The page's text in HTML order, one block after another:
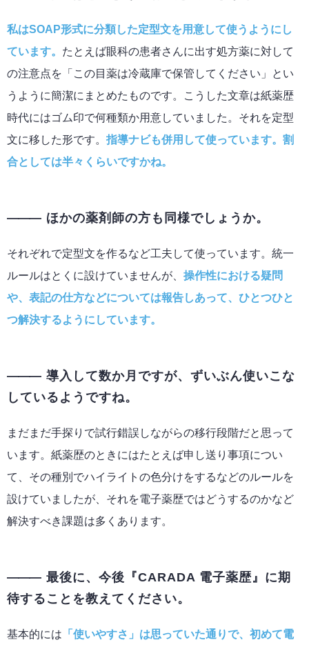
私はSOAP形式に分類した定型文を用意して使うようにし
ています。 たとえば眼科の患者さんに出す処方薬に対して
の注意点を「この目薬は冷蔵庫で保管してください」とい
うように簡潔にまとめたものです。こうした文章は紙薬歴
時代にはゴム印で何種類か用意していました。それを定型
文に移した形です。 指導ナビも併用して使っています。割
合としては半々くらいですかね。
ほかの薬剤師の方も同様でしょうか。
それぞれで定型文を作るなど工夫して使っています。統一
ルールはとくに設けていませんが、 操作性における疑問
や、表記の仕方などについては報告しあって、ひとつひと
つ解決するようにしています。
導入して数か月ですが、ずいぶん使いこな
しているようですね。
まだまだ手探りで試行錯誤しながらの移行段階だと思って
います。紙薬歴のときにはたとえば申し送り事項につい
て、その種別でハイライトの色分けをするなどのルールを
設けていましたが、それを電子薬歴ではどうするのかなど
解決すべき課題は多くあります。
最後に、今後『CARADA 電子薬歴』に期
待することを教えてください。
基本的には 「使いやすさ」は思っていた通りで、初めて電